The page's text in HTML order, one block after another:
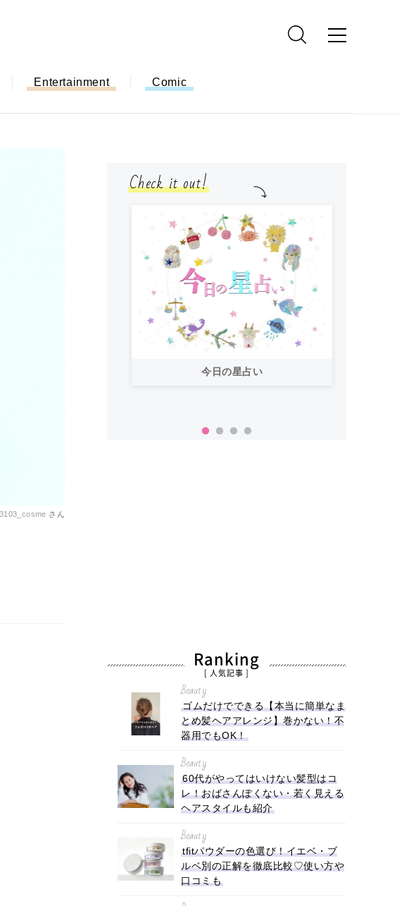
Entertainment Comic
3103_cosme さん
Check it out!
今日の星占い
Ranking
[ 人気記事 ]
Beauty
ゴムだけでできる【本当に簡単なま
とめ髪ヘアアレンジ】巻かない！不
器用でもOK！
Beauty
60代がやってはいけない髪型はコ
レ！おばさんぽくない・若く見える
ヘアスタイルも紹介
Beauty
tfitパウダーの色選び！イエベ・ブ
ルベ別の正解を徹底比較♡使い方や
口コミも